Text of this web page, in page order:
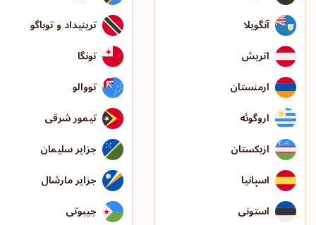
آنگویلا
اتریش
ارمنستان
اروگوئه
ازبکستان
اسپانیا
استونی
ترینیداد و توباگو
تونگا
تووالو
تیمور شرقی
جزایر سلیمان
جزایر مارشال
جیبوتی